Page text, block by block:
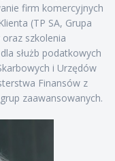
firm komercyjnych
(TP SA, Grupa
szkolenia
służb podatkowych
i Urzędów
Finansów z
zaawansowanych.